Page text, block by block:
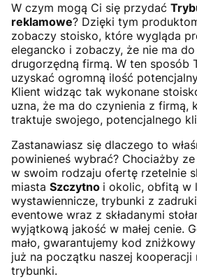
W czym mogą Ci się przydać
reklamowe? Dzięki tym
zobaczy stoisko, które wygląda
elegancko i zobaczy, że nie ma
drugorzędną firmą. W ten sposób
uzyskać ogromną ilość
Klient widząc tak wykonane
uzna, że ma do czynienia z firmą,
traktuje swojego, potencjalnego
Zastanawiasz się dlaczego to
powinieneś wybrać? Chociażby
w swoim rodzaju ofertę rzetelnie
miasta Szczytno i okolic, obfitą w
wystawiennicze, trybunki z
eventowe wraz z składanymi
wyjątkową jakość w małej cenie.
mało, gwarantujemy kod
już na początku naszej kooperacji
trybunki.